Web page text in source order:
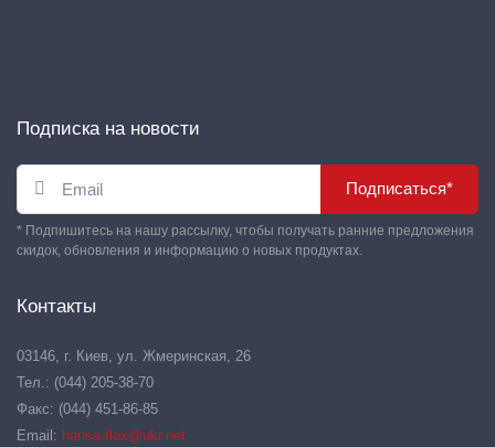
Подписка на новости
Подписаться*
* Подпишитесь на нашу рассылку, чтобы получать ранние предложения
скидок, обновления и информацию о новых продуктах.
Контакты
03146, г. Киев, ул. Жмеринская, 26
Тел.: (044) 205-38-70
Факс: (044) 451-86-85
Email: hansa-flex@ukr.net